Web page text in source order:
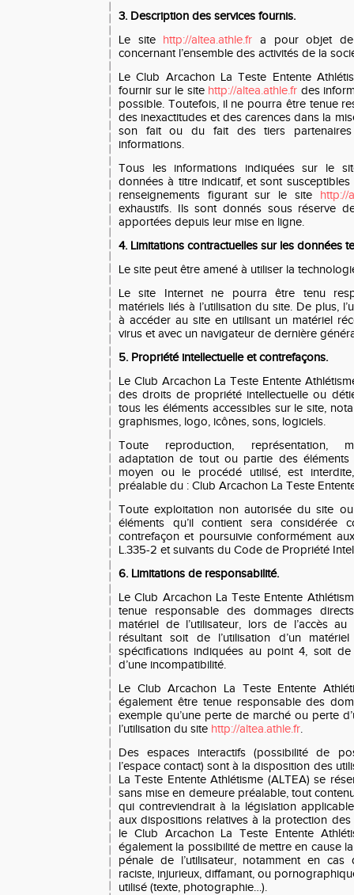
3. Description des services fournis.
Le site http://altea.athle.fr a pour objet de
concernant l’ensemble des activités de la
Le Club Arcachon La Teste Entente
fournir sur le site http://altea.athle.fr des
possible. Toutefois, il ne pourra être tenue
des inexactitudes et des carences dans la
son fait ou du fait des tiers
informations.
Tous les informations indiquées sur le
données à titre indicatif, et sont susceptibles
renseignements figurant sur le site http://
exhaustifs. Ils sont donnés sous réserve
apportées depuis leur mise en ligne.
4. Limitations contractuelles sur les données
Le site peut être amené à utiliser la
Le site Internet ne pourra être tenu
matériels liés à l’utilisation du site. De plus,
à accéder au site en utilisant un matériel
virus et avec un navigateur de dernière
5. Propriété intellectuelle et contrefaçons.
Le Club Arcachon La Teste Entente
des droits de propriété intellectuelle ou
tous les éléments accessibles sur le site,
graphismes, logo, icônes, sons, logiciels.
Toute reproduction, représentation,
adaptation de tout ou partie des
moyen ou le procédé utilisé, est
préalable du : Club Arcachon La Teste
Toute exploitation non autorisée du site
éléments qu’il contient sera considérée
contrefaçon et poursuivie conformément
L.335-2 et suivants du Code de Propriété
6. Limitations de responsabilité.
Le Club Arcachon La Teste Entente
tenue responsable des dommages
matériel de l’utilisateur, lors de l’accès
résultant soit de l’utilisation d’un
spécifications indiquées au point 4, soit de
d’une incompatibilité.
Le Club Arcachon La Teste Entente
également être tenue responsable des
exemple qu’une perte de marché ou perte
l’utilisation du site http://altea.athle.fr.
Des espaces interactifs (possibilité de
l’espace contact) sont à la disposition des
La Teste Entente Athlétisme (ALTEA) se
sans mise en demeure préalable, tout
qui contreviendrait à la législation
aux dispositions relatives à la protection des
le Club Arcachon La Teste Entente
également la possibilité de mettre en cause
pénale de l’utilisateur, notamment en
raciste, injurieux, diffamant, ou
utilisé (texte, photographie…).